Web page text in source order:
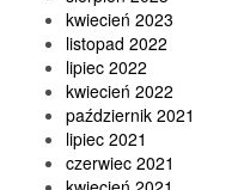
kwiecień 2023
listopad 2022
lipiec 2022
kwiecień 2022
październik 2021
lipiec 2021
czerwiec 2021